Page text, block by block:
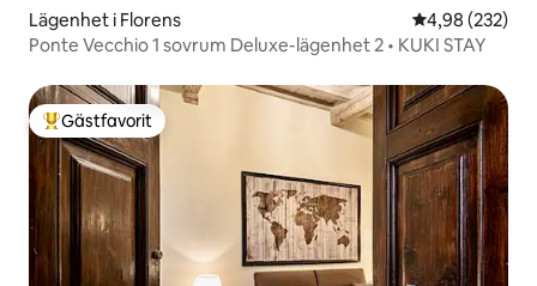
Lägenhet i Florens 4,98 av 5 i
4,98 (232)
Ponte Vecchio 1 sovrum Deluxe-lägenhet 2 • KUKI STAY
Populär gästfavorit
Gästfavorit